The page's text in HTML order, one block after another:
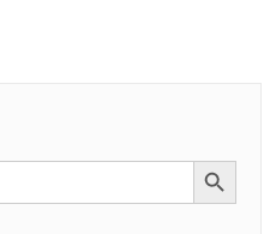
Search Button